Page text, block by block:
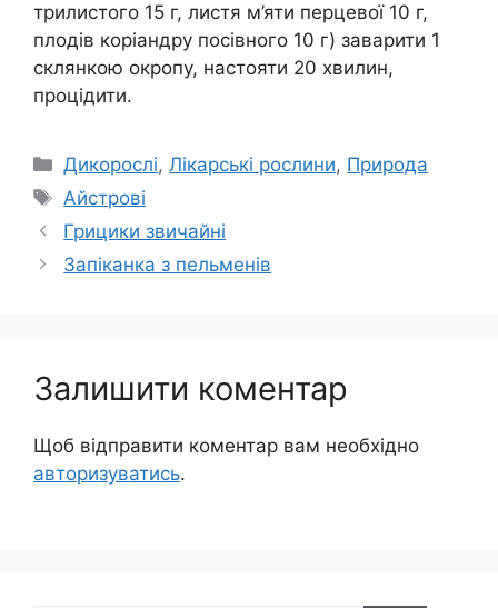
трилистого 15 г, листя м’яти перцевої 10 г,
плодів коріандру посівного 10 г) заварити 1
склянкою окропу, настояти 20 хвилин,
процідити.
Категорії
Дикорослі,Лікарські рослини, Природа
Позначки
Айстрові
Грицики звичайні
Запіканка з пельменів
Залишити коментар
Щоб відправити коментар вам необхідно
авторизуватись.